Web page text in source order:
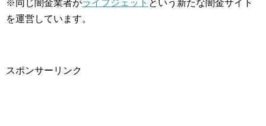
※同じ闇金業者がライフジェット という新たな闇金サイト
を運営しています。
スポンサーリンク